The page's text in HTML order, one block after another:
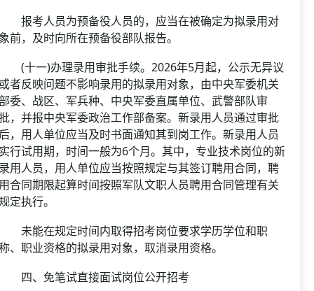
考人员为预备役人员的，应当在被确定为拟录用对
前，及时向所在预备役部队报告。
十一)办理录用审批手续。2026年5月起，公示无异议
者反映问题不影响录用的拟录用对象，由中央军委机关
委、战区、军兵种、中央军委直属单位、武警部队审
，并报中央军委政治工作部备案。新录用人员通过审批
，用人单位应当及时书面通知其到岗工作。新录用人员
行试用期，时间一般为6个月。其中，专业技术岗位的新
用人员，用人单位应当按照规定与其签订聘用合同，聘
合同期限起算时间按照军队文职人员聘用合同管理有关
定执行。
能在规定时间内取得招考岗位要求学历学位和职
、职业资格的拟录用对象，取消录用资格。
、免笔试直接面试岗位公开招考